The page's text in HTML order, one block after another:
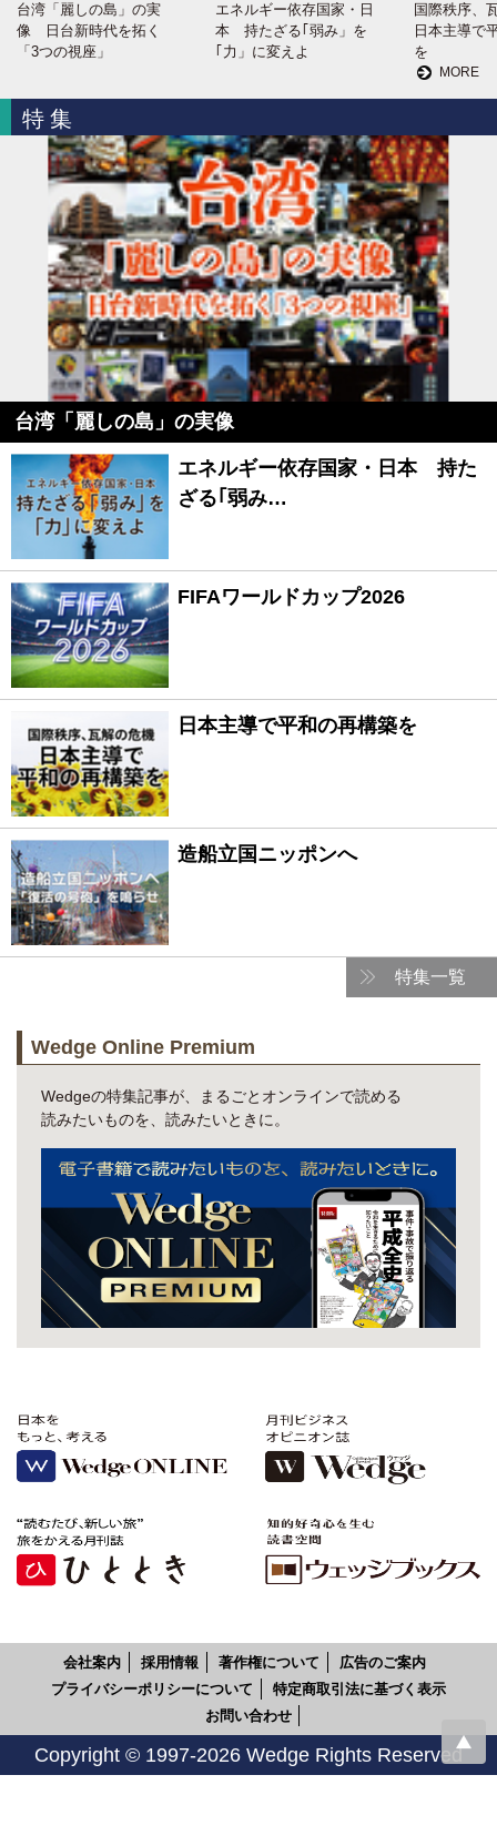
台湾「麗しの島」の実
像 日台新時代を拓く
「3つの視座」
エネルギー依存国家・日
本 持たざる｢弱み」を
｢力」に変えよ
国際秩序
日本主導で
を
MORE
特集
台湾「麗しの島」の実像
エネルギー依存国家・日本 持た
ざる｢弱み…
FIFAワールドカップ2026
日本主導で平和の再構築を
造船立国ニッポンへ
特集一覧
Wedge Online Premium
Wedgeの特集記事が、まるごとオンラインで読める
読みたいものを、読みたいときに。
会社案内 採用情報 著作権について
広告のご案内
プライバシーポリシーについて
特定商取引法に基づく表示
お問い合わせ
Copyright © 1997-2026 Wedge Rights Reserved